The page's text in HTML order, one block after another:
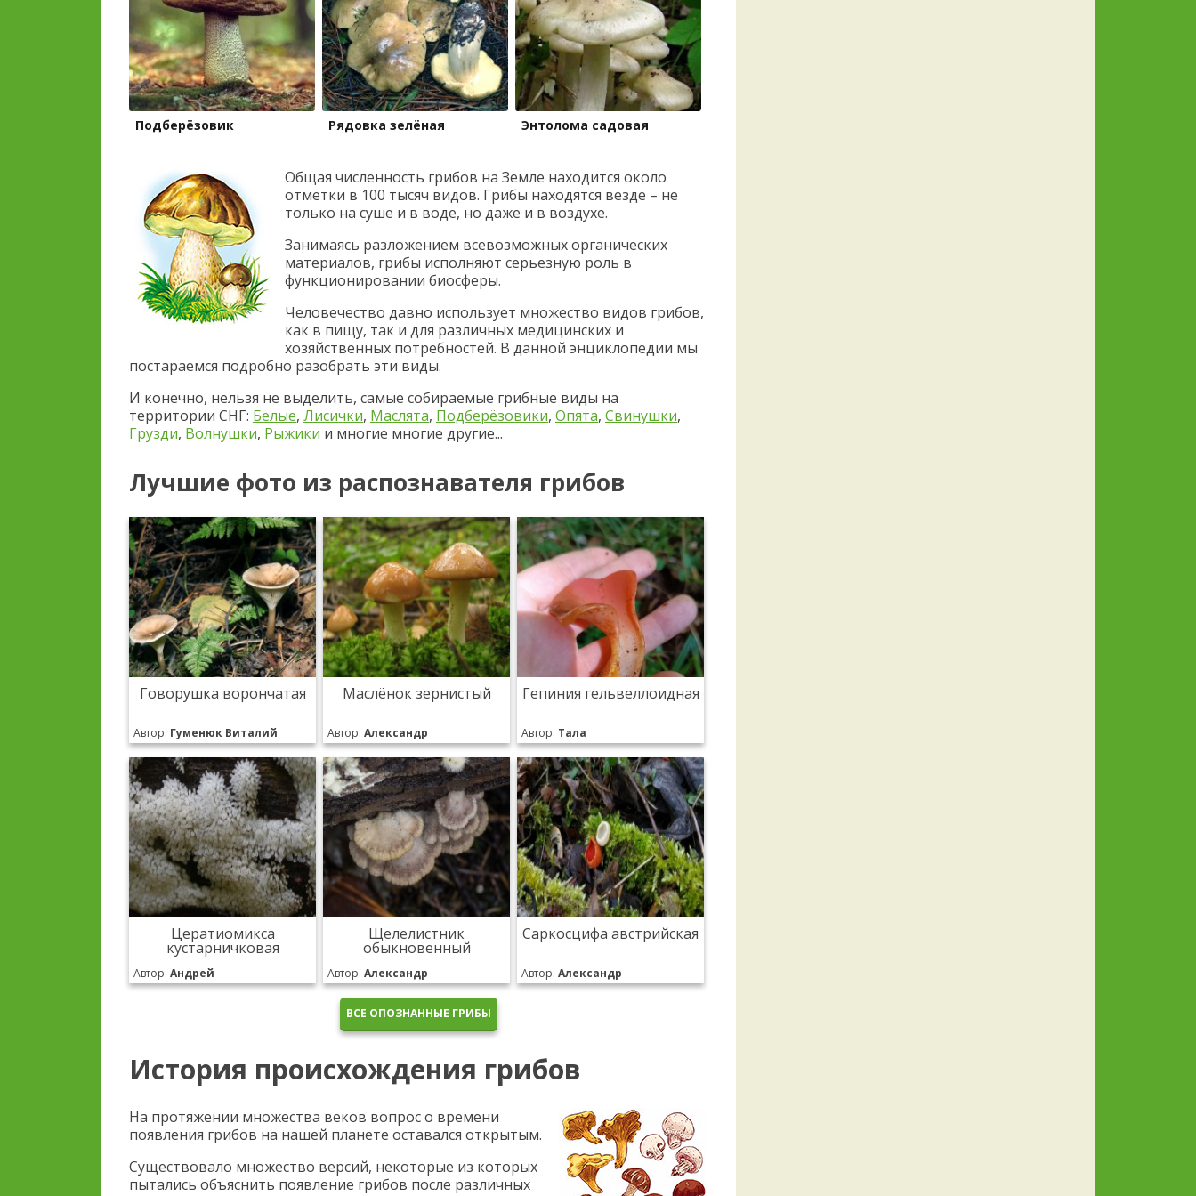
Подберёзовик Рядовка зелёная Энтолома садовая
Общая численность грибов на Земле находится около
отметки в 100 тысяч видов. Грибы находятся везде – не
только на суше и в воде, но даже и в воздухе.
Занимаясь разложением всевозможных органических
материалов, грибы исполняют серьезную роль в
функционировании биосферы.
Человечество давно использует множество видов грибов,
как в пищу, так и для различных медицинских и
хозяйственных потребностей. В данной энциклопедии мы
постараемся подробно разобрать эти виды.
И конечно, нельзя не выделить, самые собираемые грибные виды на
территории СНГ: Белые, Лисички, Маслята, Подберёзовики, Опята, Свинушки,
Грузди, Волнушки, Рыжики и многие многие другие...
Лучшие фото из распознавателя грибов
Говорушка ворончатая
Автор: Гуменюк Виталий
Маслёнок зернистый
Автор: Александр
Гепиния гельвеллоидная
Автор: Тала
Цератиомикса
кустарничковая
Автор: Андрей
Щелелистник
обыкновенный
Автор: Александр
Саркосцифа австрийская
Автор: Александр
ВСЕ ОПОЗНАННЫЕ ГРИБЫ
История происхождения грибов
На протяжении множества веков вопрос о времени
появления грибов на нашей планете оставался открытым.
Существовало множество версий, некоторые из которых
пытались объяснить появление грибов после различных